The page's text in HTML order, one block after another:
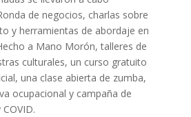
de negocios, charlas sobre
y herramientas de abordaje en
a Mano Morón, talleres de
culturales, un curso gratuito
una clase abierta de zumba,
ocupacional y campaña de